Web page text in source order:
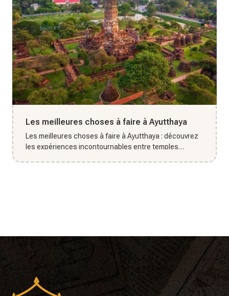
Les meilleures choses à faire à Ayutthaya
Les meilleures choses à faire à Ayutthaya : découvrez
les expériences incontournables entre temples